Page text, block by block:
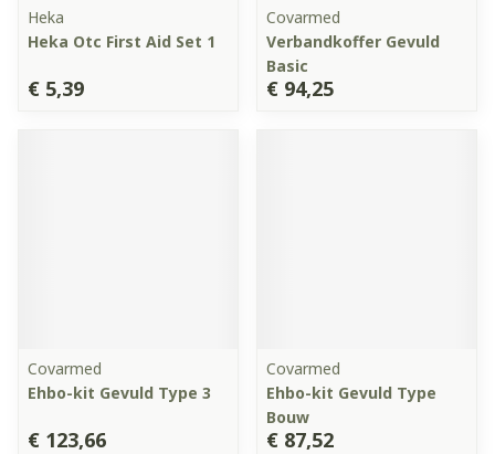
Heka
Heka Otc First Aid Set 1
€ 5,39
Covarmed
Verbandkoffer Gevuld
Basic
€ 94,25
Covarmed
Ehbo-kit Gevuld Type 3
€ 123,66
Covarmed
Ehbo-kit Gevuld Type
Bouw
€ 87,52